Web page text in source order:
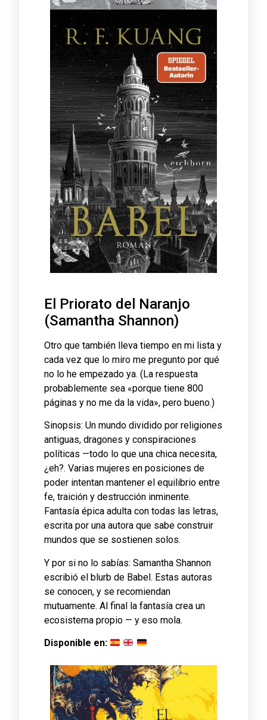
El Priorato del Naranjo
(Samantha Shannon)
Otro que también lleva tiempo en mi lista y
cada vez que lo miro me pregunto por qué
no lo he empezado ya. (La respuesta
probablemente sea «porque tiene 800
páginas y no me da la vida», pero bueno.)
Sinopsis: Un mundo dividido por religiones
antiguas, dragones y conspiraciones
políticas —todo lo que una chica necesita,
¿eh?. Varias mujeres en posiciones de
poder intentan mantener el equilibrio entre
fe, traición y destrucción inminente.
Fantasía épica adulta con todas las letras,
escrita por una autora que sabe construir
mundos que se sostienen solos.
Y por si no lo sabías: Samantha Shannon
escribió el blurb de Babel. Estas autoras
se conocen, y se recomiendan
mutuamente. Al final la fantasía crea un
ecosistema propio — y eso mola.
Disponible en: